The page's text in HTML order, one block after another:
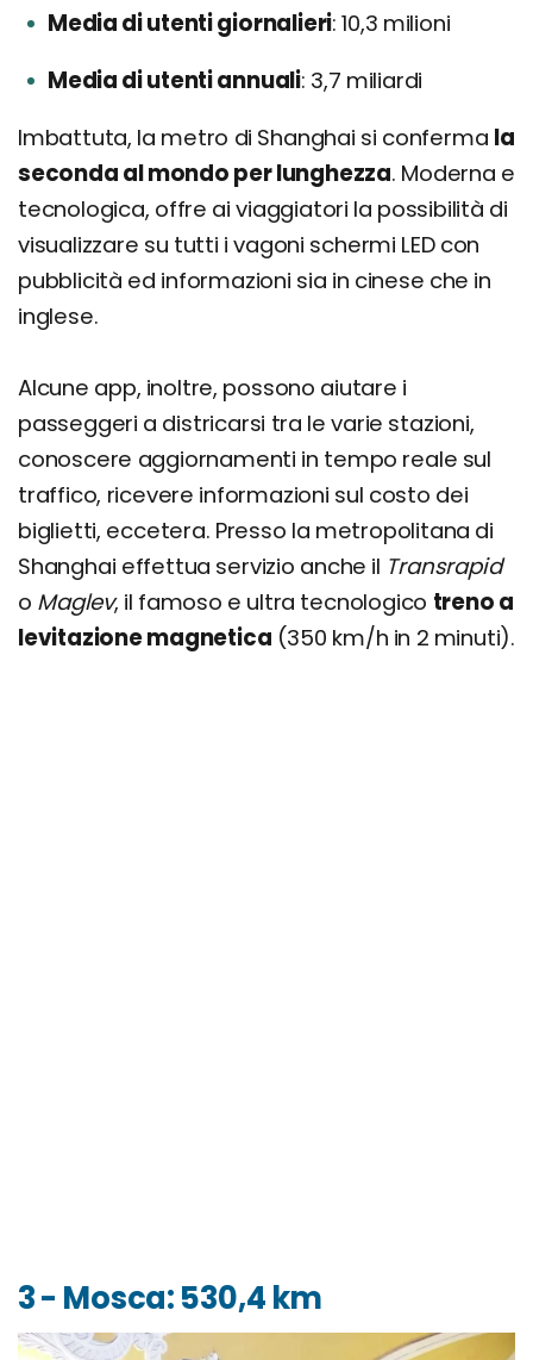
Media di utenti giornalieri 10,3 milioni
Media di utenti annuali 3,7 miliardi
Imbattuta, la metro di Shanghai si conferma la
seconda al mondo per lunghezza. Moderna e
tecnologica, offre ai viaggiatori la possibilità di
visualizzare su tutti i vagoni schermi LED con
pubblicità ed informazioni sia in cinese che in
inglese.
Alcune app, inoltre, possono aiutare i
passeggeri a districarsi tra le varie stazioni,
conoscere aggiornamenti in tempo reale sul
traffico, ricevere informazioni sul costo dei
biglietti, eccetera. Presso la metropolitana di
Shanghai effettua servizio anche il Transrapid
o Maglev, il famoso e ultra tecnologico treno a
levitazione magnetica (350 km/h in 2 minuti).
3 - Mosca: 530,4 km